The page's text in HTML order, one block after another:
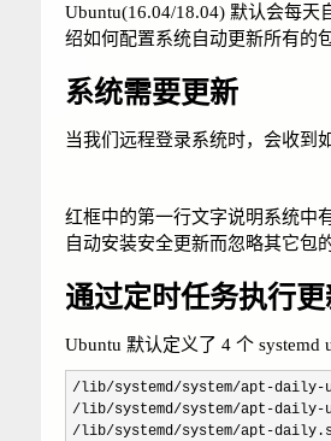
Ubuntu(16.04/18.04) 默认会每
绍如何配置系统自动更新所有的
系统需要更新
当我们远程登录系统时，会收到
红框中的第一行文字说明系统中
自动安装安全更新而忽略其它包
通过定时任务执行更
Ubuntu 默认定义了 4 个 systemd
/lib/systemd/system/apt-daily-
/lib/systemd/system/apt-daily-
/lib/systemd/system/apt-